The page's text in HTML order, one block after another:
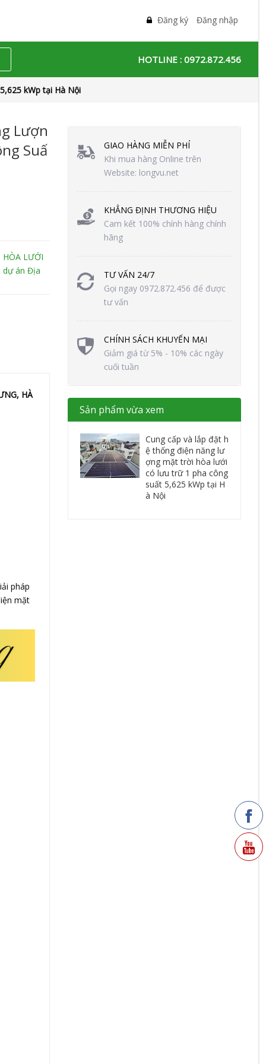
Đăng ký Đăng nhập
HOTLINE :0972.872.456
kWp tại Hà Nội
Lượn
Suấ
LƯỚI
dự án Địa
HÀ
pháp
mặt
GIAO HÀNG MIỄN PHÍ
Khi mua hàng Online trên
Website: longvu.net
KHẲNG ĐỊNH THƯƠNG HIỆU
Cam kết 100% chính hàng chính
hãng
TƯ VẤN 24/7
Gọi ngay 0972.872.456 để được
tư vấn
CHÍNH SÁCH KHUYẾN MẠI
Giảm giá từ 5% - 10% các ngày
cuối tuần
Sản phẩm vừa xem
Cung cấp và lắp đặt h
ệ thống điện năng lư
ợng mặt trời hòa lưới
có lưu trữ 1 pha công
suất 5,625 kWp tại H
à Nội